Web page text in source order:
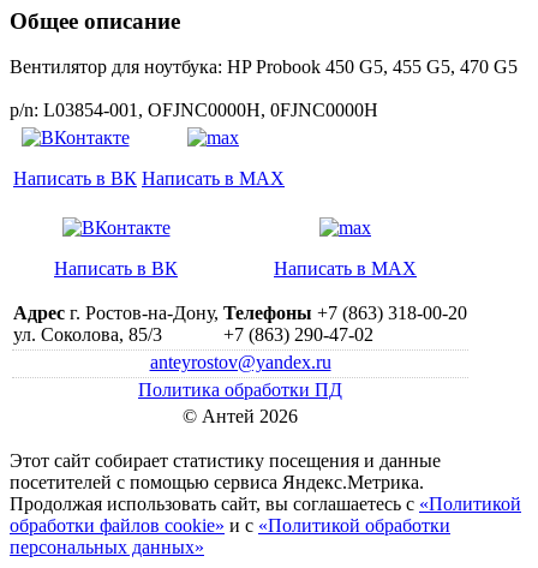
Общее описание
Вентилятор для ноутбука: HP Probook 450 G5, 455 G5, 470 G5
p/n: L03854-001, OFJNC0000H, 0FJNC0000H
Написать в ВК Написать в MAX
Написать в ВК Написать в MAX
Адрес г. Ростов-на-Дону,
ул. Соколова, 85/3
Телефоны +7 (863) 318-00-20
+7 (863) 290-47-02
anteyrostov@yandex.ru
Политика обработки ПД
© Антей 2026
Этот сайт собирает статистику посещения и данные
посетителей c помощью сервиса Яндекс.Метрика.
Продолжая использовать сайт, вы соглашаетесь с «Политикой
обработки файлов cookie» и с «Политикой обработки
персональных данных»